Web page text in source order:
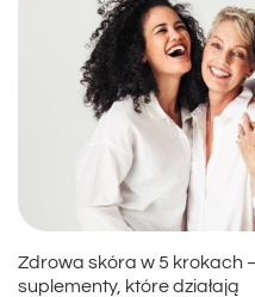
Zdrowa skóra w 5 krokach
suplementy, które działają